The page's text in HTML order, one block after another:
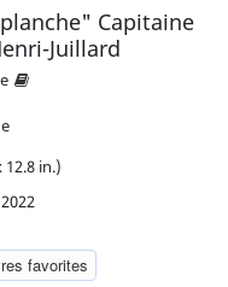
Capitaine
Juillard
12.8 in.)
favorites